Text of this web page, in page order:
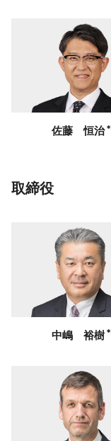
佐藤 恒治＊
取締役
中嶋 裕樹＊